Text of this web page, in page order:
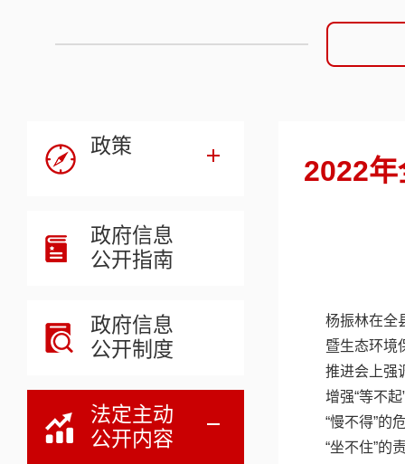
政策
政府信息
公开指南
政府信息
公开制度
法定主动
公开内容
2022
杨振林在全
暨生态环境
推进会上强
增强“等不
“慢不得”的
“坐不住”的